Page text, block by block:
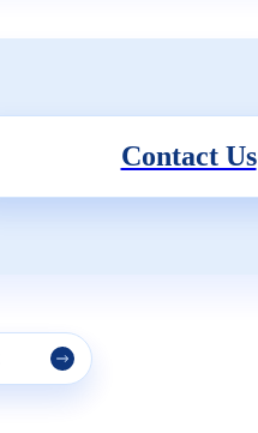
Contact Us